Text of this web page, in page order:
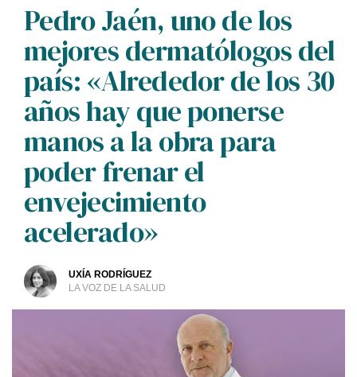
Pedro Jaén, uno de los
mejores dermatólogos del
país: «Alrededor de los 30
años hay que ponerse
manos a la obra para
poder frenar el
envejecimiento
acelerado»
UXÍA RODRÍGUEZ
LA VOZ DE LA SALUD